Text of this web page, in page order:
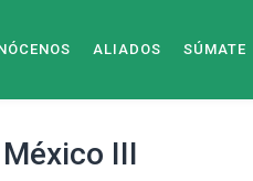
ALIADOS SÚMATE
III